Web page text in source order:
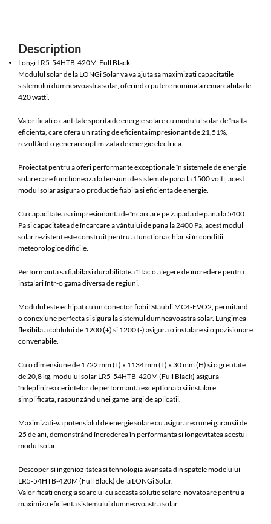
Description
Longi LR5-54HTB-420M-Full Black
Modulul solar de la LONGi Solar va va ajuta sa maximizati capacitatile
sistemului dumneavoastra solar, oferind o putere nominala remarcabila de
420 watti.
Valorificati o cantitate sporita de energie solare cu modulul solar de înalta
eficienta, care ofera un rating de eficienta impresionant de 21,51%,
rezultând o generare optimizata de energie electrica.
Proiectat pentru a oferi performante exceptionale în sistemele de energie
solare care functioneaza la tensiuni de sistem de pana la 1500 volti, acest
modul solar asigura o productie fiabila si eficienta de energie.
Cu capacitatea sa impresionanta de încarcare pe zapada de pana la 5400
Pa si capacitatea de încarcare a vântului de pana la 2400 Pa, acest modul
solar rezistent este construit pentru a functiona chiar si în conditii
meteorologice dificile.
Performanta sa fiabila si durabilitatea îl fac o alegere de încredere pentru
instalari într-o gama diversa de regiuni.
Modulul este echipat cu un conector fiabil Stäubli MC4-EVO2, permitand
o conexiune perfecta si sigura la sistemul dumneavoastra solar. Lungimea
flexibila a cablului de 1200 (+) si 1200 (-) asigura o instalare si o pozisionare
convenabile.
Cu o dimensiune de 1722 mm (L) x 1134 mm (L) x 30 mm (H) si o greutate
de 20,8 kg, modulul solar LR5-54HTB-420M (Full Black) asigura
îndeplinirea cerintelor de performanta exceptionala si instalare
simplificata, raspunzând unei game largi de aplicatii.
Maximizati-va potensialul de energie solare cu asigurarea unei garansii de
25 de ani, demonstrând încrederea în performanta si longevitatea acestui
modul solar.
Descoperisi ingeniozitatea si tehnologia avansata din spatele modelului
LR5-54HTB-420M (Full Black) de la LONGi Solar.
Valorificati energia soarelui cu aceasta solutie solare inovatoare pentru a
maximiza eficienta sistemului dumneavoastra solar.